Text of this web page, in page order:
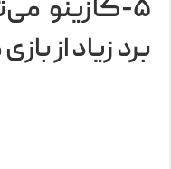
۵-کازینو
برد زیاد از